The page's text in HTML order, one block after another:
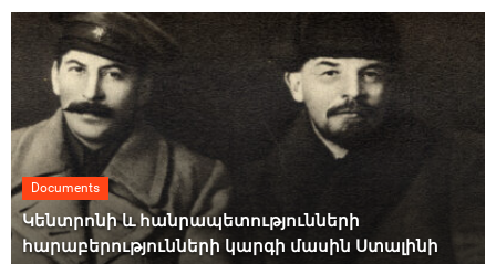
Documents
Կենտրոնի և հանրապետությունների
հարաբերությունների կարգի մասին Ստալինի